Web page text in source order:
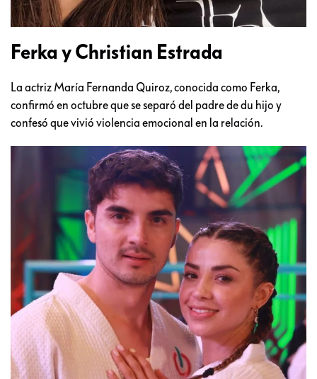
Ferka y Christian Estrada
La actriz María Fernanda Quiroz, conocida como Ferka,
confirmó en octubre que se separó del padre de du hijo y
confesó que vivió violencia emocional en la relación.